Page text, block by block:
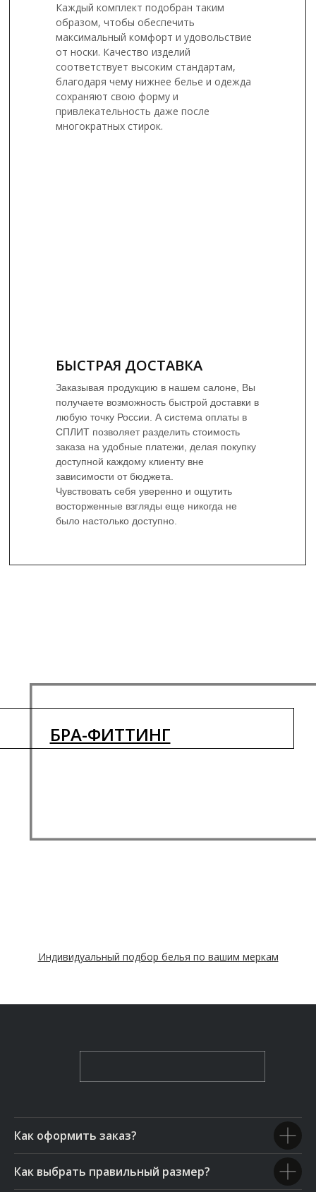
Заказывая продукцию в нашем салоне, Вы
получаете возможность быстрой доставки в
любую точку России. А система оплаты в
СПЛИТ позволяет разделить стоимость
заказа на удобные платежи, делая покупку
доступной каждому клиенту вне
зависимости от бюджета.
Чувствовать себя уверенно и ощутить
восторженные взгляды еще никогда не
было настолько доступно.
БЫСТРАЯ ДОСТАВКА
Каждый комплект подобран таким
образом, чтобы обеспечить
максимальный комфорт и удовольствие
от носки. Качество изделий
соответствует высоким стандартам,
благодаря чему нижнее белье и одежда
сохраняют свою форму и
привлекательность даже после
многократных стирок.
БРА-ФИТТИНГ
Индивидуальный подбор белья по вашим меркам
Как оформить заказ?
Как выбрать правильный размер?